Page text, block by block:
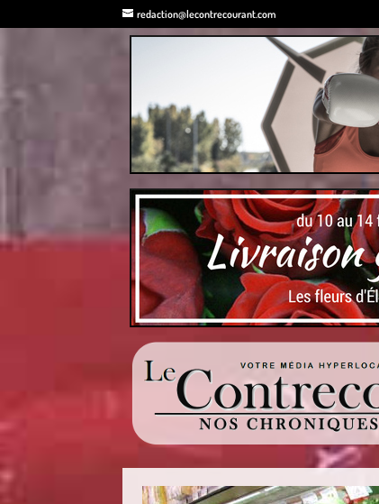
redaction@lecontrecourant.com